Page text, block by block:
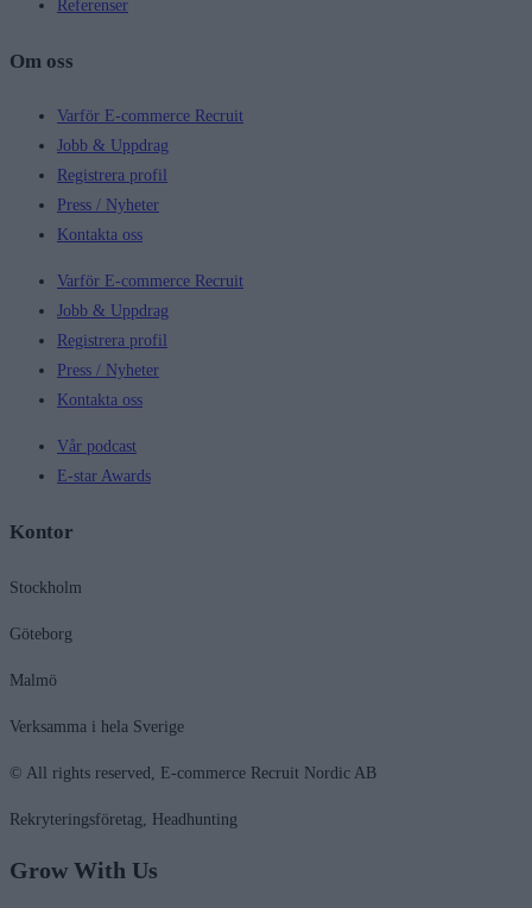
Referenser
Om oss
Varför E-commerce Recruit
Jobb & Uppdrag
Registrera profil
Press / Nyheter
Kontakta oss
Varför E-commerce Recruit
Jobb & Uppdrag
Registrera profil
Press / Nyheter
Kontakta oss
Vår podcast
E-star Awards
Kontor
Stockholm
Göteborg
Malmö
Verksamma i hela Sverige
© All rights reserved, E-commerce Recruit Nordic AB
Rekryteringsföretag, Headhunting
Grow With Us